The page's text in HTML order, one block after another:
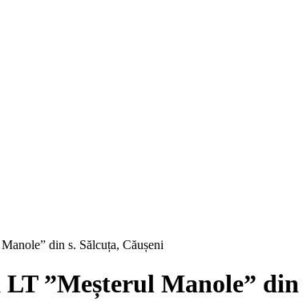
din s. Sălcuța, Căușeni
”Meșterul Manole” din